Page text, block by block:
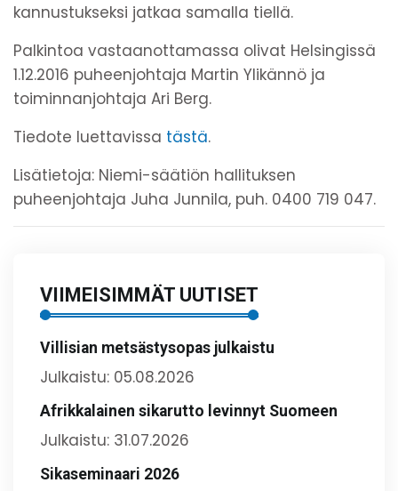
kannustukseksi jatkaa samalla tiellä.
Palkintoa vastaanottamassa olivat Helsingissä
1.12.2016 puheenjohtaja Martin Ylikännö ja
toiminnanjohtaja Ari Berg.
Tiedote luettavissa tästä.
Lisätietoja: Niemi-säätiön hallituksen
puheenjohtaja Juha Junnila, puh. 0400 719 047.
VIIMEISIMMÄT UUTISET
Villisian metsästysopas julkaistu
Julkaistu: 05.08.2026
Afrikkalainen sikarutto levinnyt Suomeen
Julkaistu: 31.07.2026
Sikaseminaari 2026